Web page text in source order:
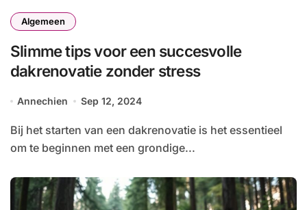
Algemeen
Slimme tips voor een succesvolle
dakrenovatie zonder stress
Annechien Sep 12, 2024
Bij het starten van een dakrenovatie is het essentieel
om te beginnen met een grondige...